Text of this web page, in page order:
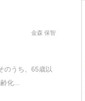
金森 保智
のうち、65歳以
化...